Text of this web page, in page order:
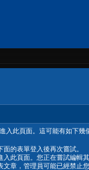
入此頁面。這可能有如下幾
的表單登入後再次嘗試。
入此頁面。您正在嘗試編輯
文章，管理員可能已經禁止